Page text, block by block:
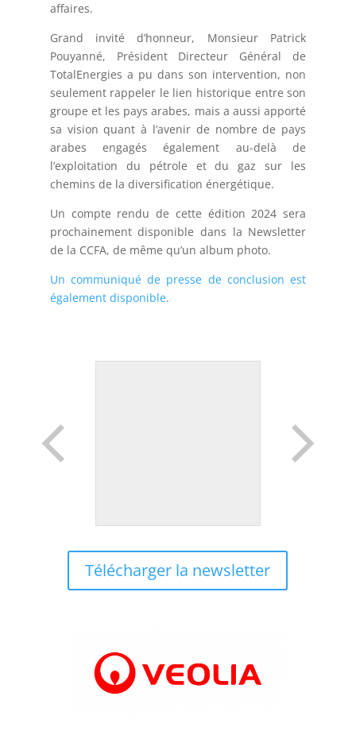
affaires.
Grand invité d’honneur, Monsieur Patrick
Pouyanné, Président Directeur Général de
TotalEnergies a pu dans son intervention, non
seulement rappeler le lien historique entre son
groupe et les pays arabes, mais a aussi apporté
sa vision quant à l’avenir de nombre de pays
arabes engagés également au-delà de
l’exploitation du pétrole et du gaz sur les
chemins de la diversification énergétique.
Un compte rendu de cette édition 2024 sera
prochainement disponible dans la Newsletter
de la CCFA, de même qu’un album photo.
Un communiqué de presse de conclusion est
également disponible.
Télécharger la newsletter